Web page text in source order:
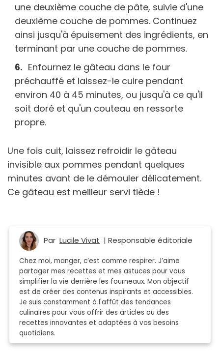
une deuxième couche de pâte, suivie d'une
deuxième couche de pommes. Continuez
ainsi jusqu'à épuisement des ingrédients, en
terminant par une couche de pommes.
Enfournez le gâteau dans le four
préchauffé et laissez-le cuire pendant
environ 40 à 45 minutes, ou jusqu'à ce qu'il
soit doré et qu'un couteau en ressorte
propre.
Une fois cuit, laissez refroidir le gâteau
invisible aux pommes pendant quelques
minutes avant de le démouler délicatement.
Ce gâteau est meilleur servi tiède !
Par Lucile Vivat | Responsable éditoriale
Chez moi, manger, c’est comme respirer. J’aime
partager mes recettes et mes astuces pour vous
simplifier la vie derrière les fourneaux. Mon objectif
est de créer des contenus inspirants et accessibles.
Je suis constamment à l'affût des tendances
culinaires pour vous offrir des articles ou des
recettes innovantes et adaptées à vos besoins
quotidiens.